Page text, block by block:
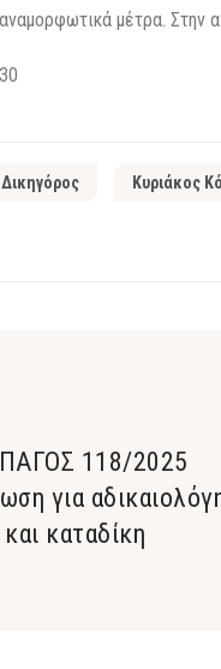
μέτρα.
Δικηγόρος Κυριάκος
118/2025
για
καταδίκη